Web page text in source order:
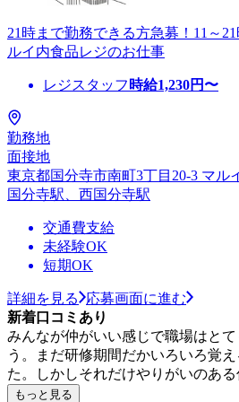
21時まで勤務できる方急募！11～
ルイ内食品レジのお仕事
レジスタッフ 時給1,230円〜
勤務地
面接地
東京都国分寺市南町3丁目20-3 マル
国分寺駅、西国分寺駅
交通費支給
未経験OK
短期OK
詳細を見る
応募画面に進む
新着口コミあり
みんなが仲がいい感じで職場はと
う。まだ研修期間だかいろいろ覚
た。しかしそれだけやりがいのある
もっと見る